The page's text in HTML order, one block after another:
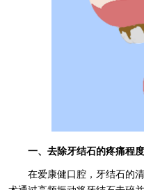
一、去除牙结石的疼痛程
在爱康健口腔，牙结石的